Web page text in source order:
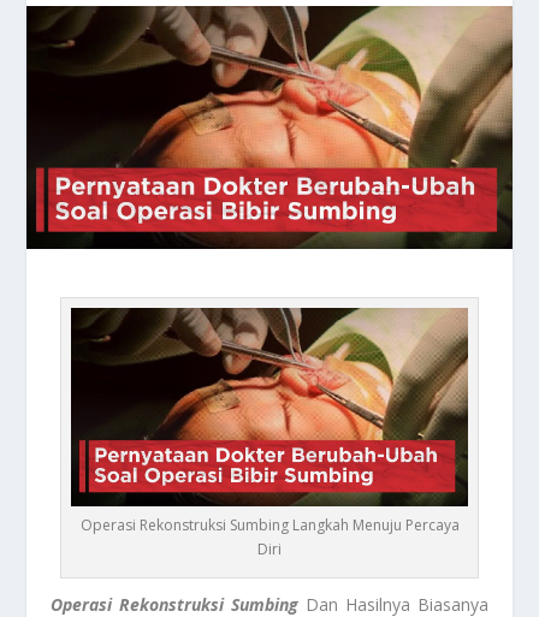
Operasi Rekonstruksi Sumbing Langkah Menuju Percaya
Diri
Operasi Rekonstruksi Sumbing Dan Hasilnya Biasanya